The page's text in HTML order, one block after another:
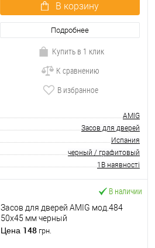
В корзину
Подробнее
Купить в 1 клик
К сравнению
В избранное
AMIG
Засов для дверей
Испания
черный / графитовый
1В наявності
В наличии
Засов для дверей AMIG мод.484
50х45 мм черный
Цена 148 грн.